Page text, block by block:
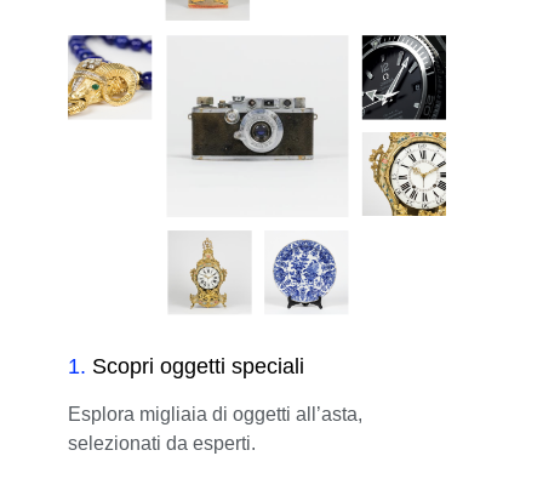
1. Scopri oggetti speciali
Esplora migliaia di oggetti all’asta,
selezionati da esperti.